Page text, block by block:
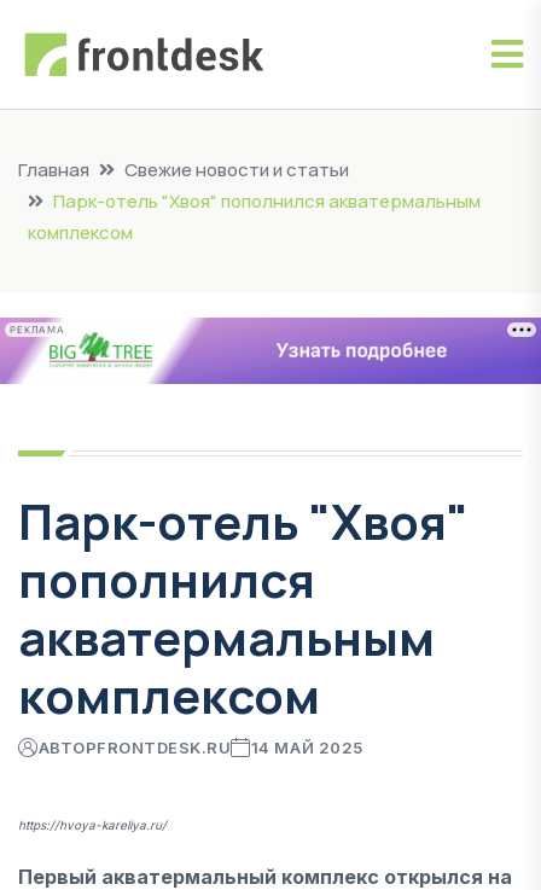
Главная
Свежие новости и статьи
Парк-отель "Хвоя" пополнился акватермальным
комплексом
РЕКЛАМА
Парк-отель "Хвоя"
пополнился
акватермальным
комплексом
АВТОРFRONTDESK.RU 14 МАЙ 2025
https://hvoya-kareliya.ru/
Первый акватермальный комплекс открылся на